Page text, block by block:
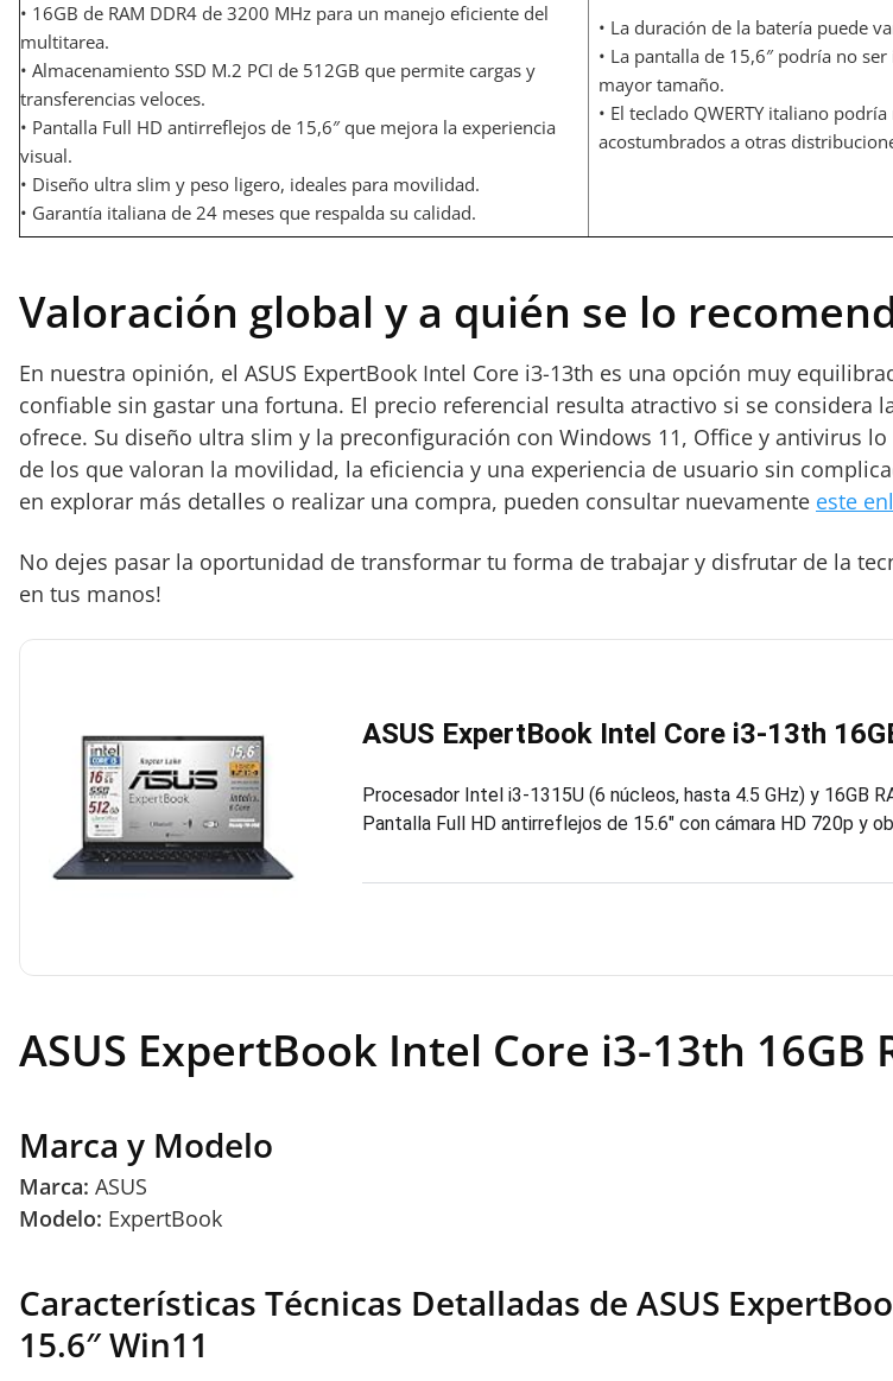
• 16GB de RAM DDR4 de 3200 MHz para un manejo eficiente del
multitarea.
• Almacenamiento SSD M.2 PCI de 512GB que permite cargas y
transferencias veloces.
• Pantalla Full HD antirreflejos de 15,6″ que mejora la experiencia
visual.
• Diseño ultra slim y peso ligero, ideales para movilidad.
• Garantía italiana de 24 meses que respalda su calidad.
• La duración de la batería puede
• La pantalla de 15,6″ podría no
mayor tamaño.
• El teclado QWERTY italiano
acostumbrados a otras
Valoración global y a quién se lo
En nuestra opinión, el ASUS ExpertBook Intel Core i3-13th es una opción muy
confiable sin gastar una fortuna. El precio referencial resulta atractivo si se
ofrece. Su diseño ultra slim y la preconfiguración con Windows 11, Office y antivirus
de los que valoran la movilidad, la eficiencia y una experiencia de usuario sin
en explorar más detalles o realizar una compra, pueden consultar nuevamente este
No dejes pasar la oportunidad de transformar tu forma de trabajar y disfrutar de la
en tus manos!
ASUS ExpertBook Intel Core i3-13th
Procesador Intel i3-1315U (6 núcleos, hasta 4.5 GHz) y 16GB
Pantalla Full HD antirreflejos de 15.6″ con cámara HD 720p y
ASUS ExpertBook Intel Core i3-13th 16GB
Marca y Modelo
Marca: ASUS
Modelo: ExpertBook
Características Técnicas Detalladas de ASUS
15.6″ Win11